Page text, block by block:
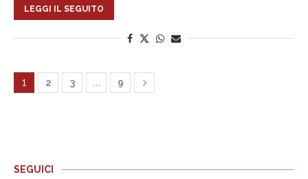
LEGGI IL SEGUITO
1 2 3 … 9
SEGUICI